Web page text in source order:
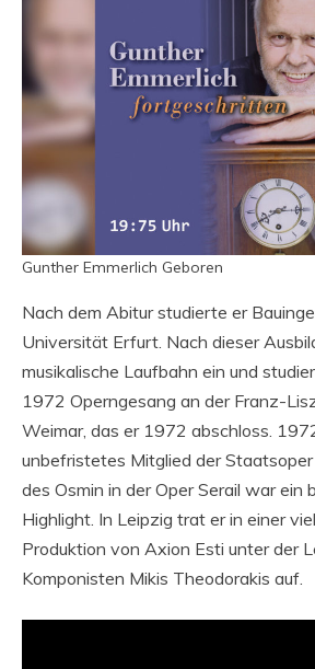
Gunther Emmerlich Geboren
Nach dem Abitur studierte er
Universität Erfurt. Nach dieser
musikalische Laufbahn ein und
1972 Operngesang an der Franz-
Weimar, das er 1972 abschloss.
unbefristetes Mitglied der Staatsoper
des Osmin in der Oper Serail war ein
Highlight. In Leipzig trat er in einer
Produktion von Axion Esti unter der
Komponisten Mikis Theodorakis auf.